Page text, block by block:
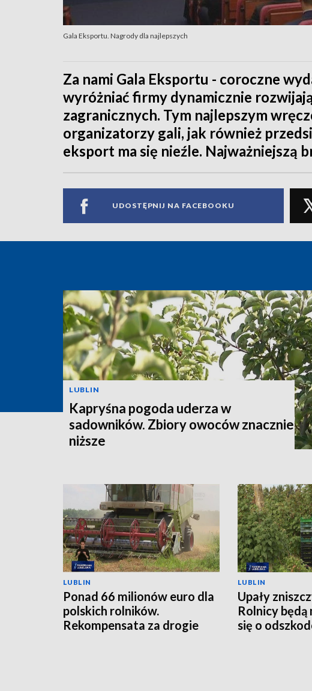
Gala Eksportu. Nagrody dla najlepszych
Za nami Gala Eksportu - coroczne
wyróżniać firmy dynamicznie
zagranicznych. Tym najlepszym
organizatorzy gali, jak również
eksport ma się nieźle. Najważniejszą
UDOSTĘPNIJ NA FACEBOOKU
LUBLIN
Kapryśna pogoda uderza w
sadowników. Zbiory owoców znacznie
niższe
LUBLIN
Ponad 66 milionów euro dla
polskich rolników.
Rekompensata za drogie
LUBLIN
Upały
Rolnicy będą
się o